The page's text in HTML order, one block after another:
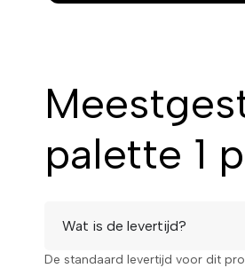
blush
Dit Magic Studio Rose Blush
biedt niet alleen prachtige
palette 1
Wat is de levertijd?
De standaard levertijd voor dit